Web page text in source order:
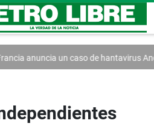
caso de hantavirus Andes